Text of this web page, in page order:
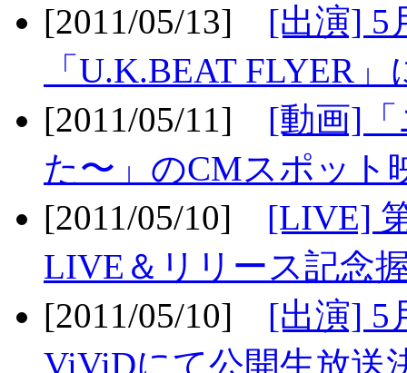
[2011/05/13] [出演] 5
「U.K.BEAT FLYER
[2011/05/11] [動画]
た〜」のCMスポット
[2011/05/10] [LIVE]
LIVE＆リリース記念
[2011/05/10] [出演] 5
ViViDにて公開生放送